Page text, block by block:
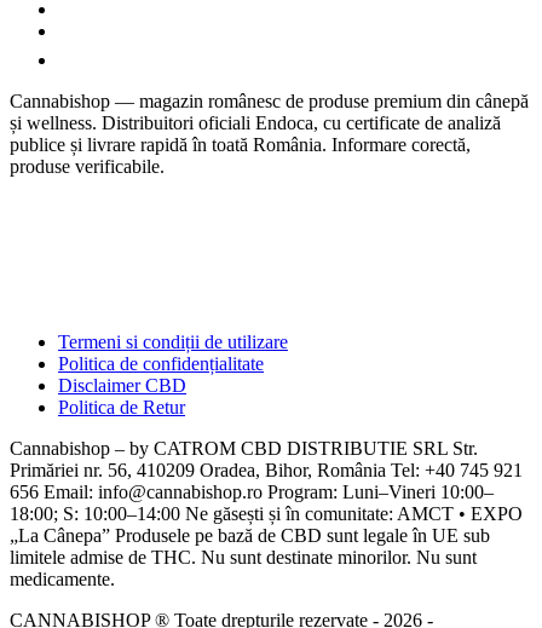
Cannabishop — magazin românesc de produse premium din cânepă
și wellness. Distribuitori oficiali Endoca, cu certificate de analiză
publice și livrare rapidă în toată România. Informare corectă,
produse verificabile.
Termeni si condiții de utilizare
Politica de confidențialitate
Disclaimer CBD
Politica de Retur
Cannabishop – by CATROM CBD DISTRIBUTIE SRL Str.
Primăriei nr. 56, 410209 Oradea, Bihor, România Tel: +40 745 921
656 Email: info@cannabishop.ro Program: Luni–Vineri 10:00–
18:00; S: 10:00–14:00 Ne găsești și în comunitate: AMCT • EXPO
„La Cânepa” Produsele pe bază de CBD sunt legale în UE sub
limitele admise de THC. Nu sunt destinate minorilor. Nu sunt
medicamente.
CANNABISHOP ® Toate drepturile rezervate - 2026 -